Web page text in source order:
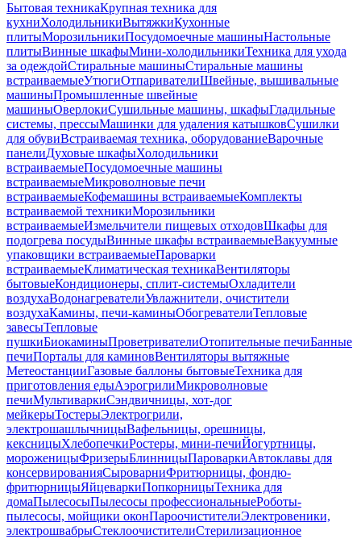
Бытовая техникаКрупная техника для
кухниХолодильникиВытяжкиКухонные
плитыМорозильникиПосудомоечные машиныНастольные
плитыВинные шкафыМини-холодильникиТехника для ухода
за одеждойСтиральные машиныСтиральные машины
встраиваемыеУтюгиОтпаривателиШвейные, вышивальные
машиныПромышленные швейные
машиныОверлокиСушильные машины, шкафыГладильные
системы, прессыМашинки для удаления катышковСушилки
для обувиВстраиваемая техника, оборудованиеВарочные
панелиДуховые шкафыХолодильники
встраиваемыеПосудомоечные машины
встраиваемыеМикроволновые печи
встраиваемыеКофемашины встраиваемыеКомплекты
встраиваемой техникиМорозильники
встраиваемыеИзмельчители пищевых отходовШкафы для
подогрева посудыВинные шкафы встраиваемыеВакуумные
упаковщики встраиваемыеПароварки
встраиваемыеКлиматическая техникаВентиляторы
бытовыеКондиционеры, сплит-системыОхладители
воздухаВодонагревателиУвлажнители, очистители
воздухаКамины, печи-каминыОбогревателиТепловые
завесыТепловые
пушкиБиокаминыПроветривателиОтопительные печиБанные
печиПорталы для каминовВентиляторы вытяжные
МетеостанцииГазовые баллоны бытовыеТехника для
приготовления едыАэрогрилиМикроволновые
печиМультиваркиСэндвичницы, хот-дог
мейкерыТостерыЭлектрогрили,
электрошашлычницыВафельницы, орешницы,
кексницыХлебопечкиРостеры, мини-печиЙогуртницы,
мороженицыФризерыБлинницыПароваркиАвтоклавы для
консервированияСыроварниФритюрницы, фондю-
фритюрницыЯйцеваркиПопкорницыТехника для
домаПылесосыПылесосы профессиональныеРоботы-
пылесосы, мойщики оконПароочистителиЭлектровеники,
электрошвабрыСтеклоочистителиСтерилизационное